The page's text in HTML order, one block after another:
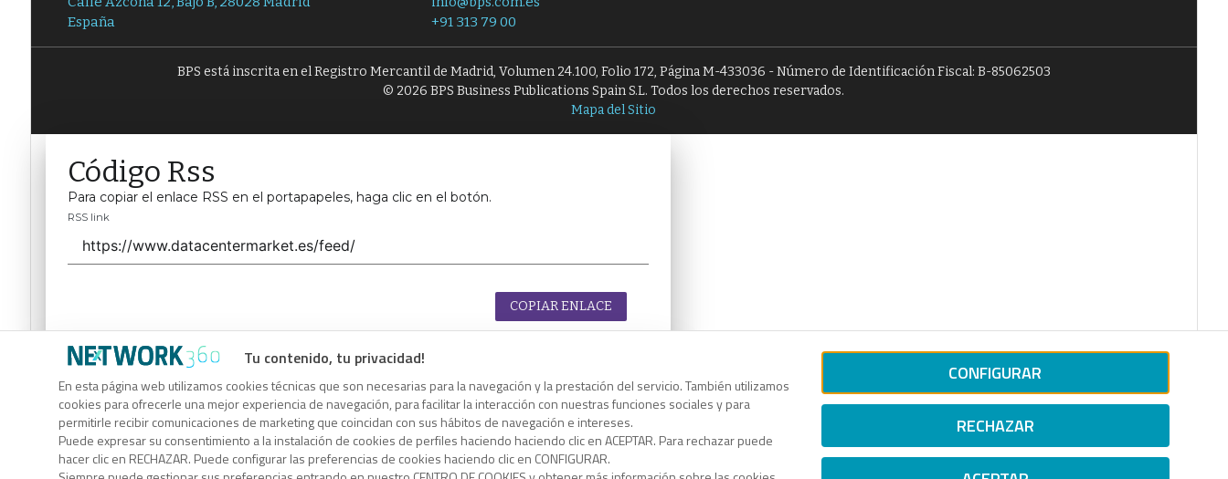
Tu contenido, tu privacidad!
En esta página web utilizamos cookies técnicas que son necesarias para la navegación y la prestación del servicio. También utilizamos
cookies para ofrecerle una mejor experiencia de navegación, para facilitar la interacción con nuestras funciones sociales y para
permitirle recibir comunicaciones de marketing que coincidan con sus hábitos de navegación e intereses.
Puede expresar su consentimiento a la instalación de cookies de perfiles haciendo haciendo clic en ACEPTAR. Para rechazar puede
hacer clic en RECHAZAR. Puede configurar las preferencias de cookies haciendo clic en CONFIGURAR.
CONFIGURAR
RECHAZAR
España
+91 313 79 00
BPS está inscrita en el Registro Mercantil de Madrid, Volumen 24.100, Folio 172, Página M-433036 - Número de Identificación Fiscal: B-85062503
© 2026 BPS Business Publications Spain S.L. Todos los derechos reservados.
Mapa del Sitio
Código Rss
Para copiar el enlace RSS en el portapapeles, haga clic en el botón.
RSS link
COPIAR ENLACE
Código Rss
Para copiar el enlace RSS en el portapapeles, haga clic en el botón.